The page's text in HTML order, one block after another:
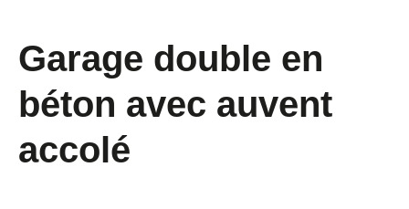
Garage double en
béton avec auvent
accolé